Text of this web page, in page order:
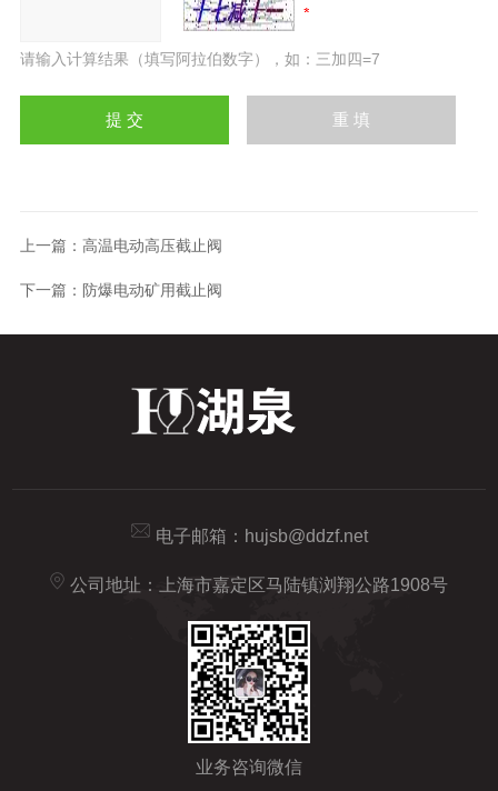
请输入计算结果（填写阿拉伯数字），如：三加四=7
上一篇： 高温电动高压截止阀
下一篇： 防爆电动矿用截止阀
电子邮箱： hujsb@ddzf.net
公司地址：上海市嘉定区马陆镇浏翔公路1908号
业务咨询微信